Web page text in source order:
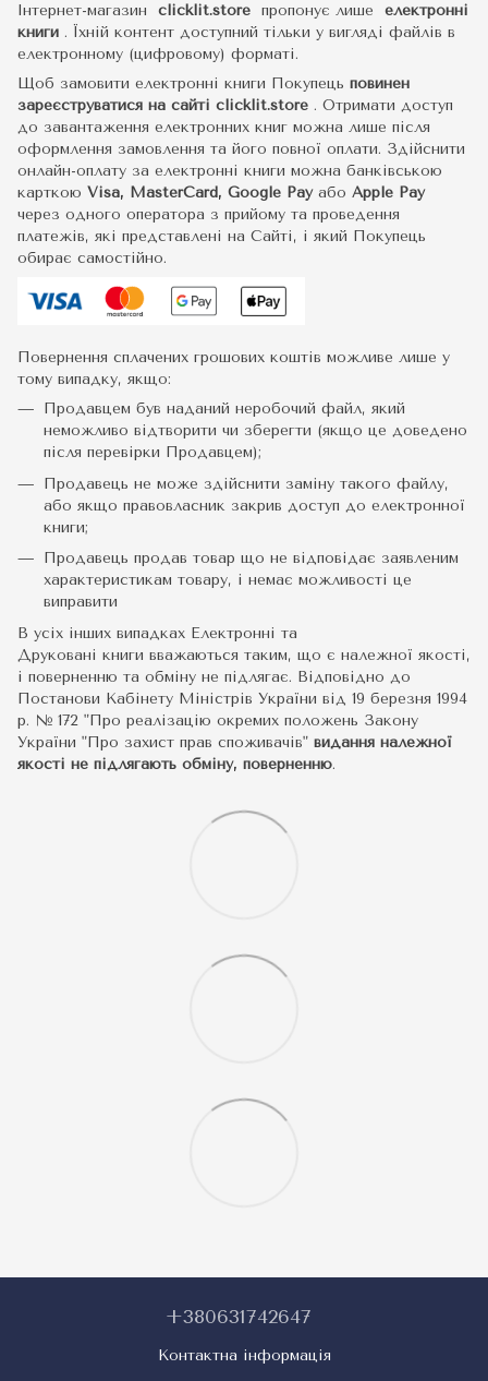
Інтернет-магазин clicklit.store пропонує лише електронні
книги . Їхній контент доступний тільки у вигляді файлів в
електронному (цифровому) форматі.
Щоб замовити електронні книги Покупець повинен
зареєструватися на сайті clicklit.store . Отримати доступ
до завантаження електронних книг можна лише після
оформлення замовлення та його повної оплати. Здійснити
онлайн-оплату за електронні книги можна банківською
карткою Visa, MasterCard, Google Pay або Apple Pay
через одного оператора з прийому та проведення
платежів, які представлені на Сайті, і який Покупець
обирає самостійно.
Повернення сплачених грошових коштів можливе лише у
тому випадку, якщо:
Продавцем був наданий неробочий файл, який
неможливо відтворити чи зберегти (якщо це доведено
після перевірки Продавцем);
Продавець не може здійснити заміну такого файлу,
або якщо правовласник закрив доступ до електронної
книги;
Продавець продав товар що не відповідає заявленим
характеристикам товару, і немає можливості це
виправити
В усіх інших випадках Електронні та
Друковані книги вважаються таким, що є належної якості,
і поверненню та обміну не підлягає. Відповідно до
Постанови Кабінету Міністрів України від 19 березня 1994
р. № 172 "Про реалізацію окремих положень Закону
України "Про захист прав споживачів" видання належної
якості не підлягають обміну, поверненню.
+380631742647
Контактна інформація